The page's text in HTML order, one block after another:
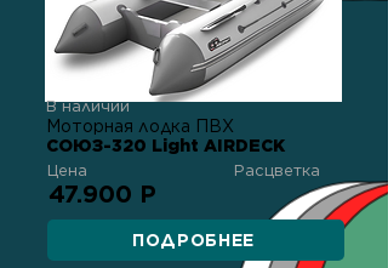
В наличии
Моторная лодка ПВХ
СОЮЗ-320 Light AIRDECK
Цена Расцветка
47.900 Р
ПОДРОБНЕЕ